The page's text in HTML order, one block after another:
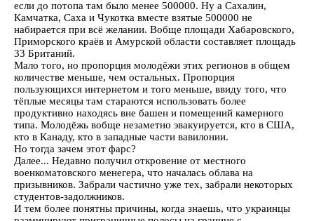
если до потопа там было менее 500000. Ну а Сахалин,
Камчатка, Саха и Чукотка вместе взятые 500000 не
набирается при всё желании. Вобще площади Хабаровского,
Приморского краёв и Амурской области составляет площадь
33 Британий.
Мало того, но пропорция молодёжи этих регионов в общем
количестве меньше, чем остальных. Пропорция
пользующихся интернетом и того меньше, ввиду того, что
тёплые месяцы там стараются использовать более
продуктивно находясь вне башен и помещений камерного
типа. Молодёжь вобще незаметно эвакуируется, кто в США,
кто в Канаду, кто в западные части вавилонии.
Но тогда зачем этот фарс?
Далее... Недавно получил откровение от местного
военкоматовского менегера, что началась облава на
призывников. Забрали частично уже тех, забрали некоторых
студентов-задолжников.
И тем более понятны причины, когда знаешь, что украинцы